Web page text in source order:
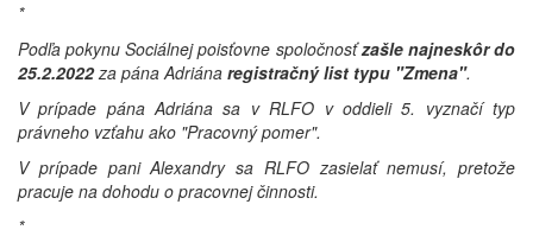
*
Podľa pokynu Sociálnej poisťovne spoločnosťzašle najneskôr do
25.2.2022za pána Adriána registračný list typu "Zmena".
V prípade pána Adriána sa v RLFO v oddieli 5. vyznačí typ
právneho vzťahu ako "Pracovný pomer".
V prípade pani Alexandry sa RLFO zasielať nemusí, pretože
pracuje na dohodu o pracovnej činnosti.
*